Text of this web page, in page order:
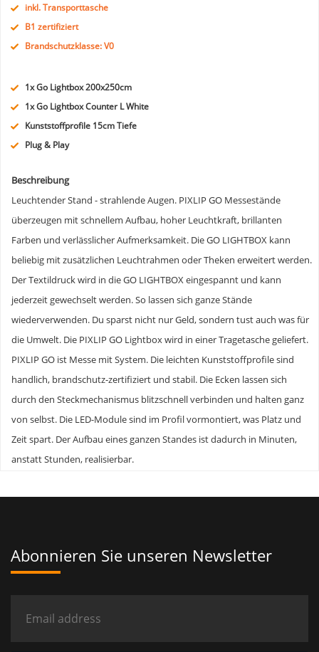
inkl. Transporttasche
B1 zertifiziert
Brandschutzklasse: V0
1x Go Lightbox 200x250cm
1x Go Lightbox Counter L White
Kunststoffprofile 15cm Tiefe
Plug & Play
Beschreibung
Leuchtender Stand - strahlende Augen. PIXLIP GO Messestände
überzeugen mit schnellem Aufbau, hoher Leuchtkraft, brillanten
Farben und verlässlicher Aufmerksamkeit. Die GO LIGHTBOX kann
beliebig mit zusätzlichen Leuchtrahmen oder Theken erweitert werden.
Der Textildruck wird in die GO LIGHTBOX eingespannt und kann
jederzeit gewechselt werden. So lassen sich ganze Stände
wiederverwenden. Du sparst nicht nur Geld, sondern tust auch was für
die Umwelt. Die PIXLIP GO Lightbox wird in einer Tragetasche geliefert.
PIXLIP GO ist Messe mit System. Die leichten Kunststoffprofile sind
handlich, brandschutz-zertifiziert und stabil. Die Ecken lassen sich
durch den Steckmechanismus blitzschnell verbinden und halten ganz
von selbst. Die LED-Module sind im Profil vormontiert, was Platz und
Zeit spart. Der Aufbau eines ganzen Standes ist dadurch in Minuten,
anstatt Stunden, realisierbar.
Abonnieren Sie unseren Newsletter